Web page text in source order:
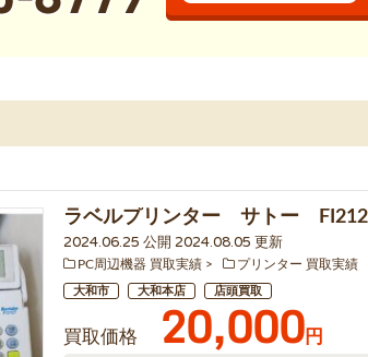
ラベルプリンター サトー
2024.06.25 公開 2024.08.05 更新
PC周辺機器 買取実績 プリンター 買取実績
大和市 大和本店 店頭買取
買取価格 20,000円